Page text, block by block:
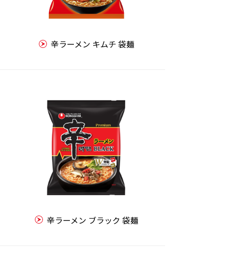
辛ラーメン キムチ 袋麺
辛ラーメン ブラック 袋麺